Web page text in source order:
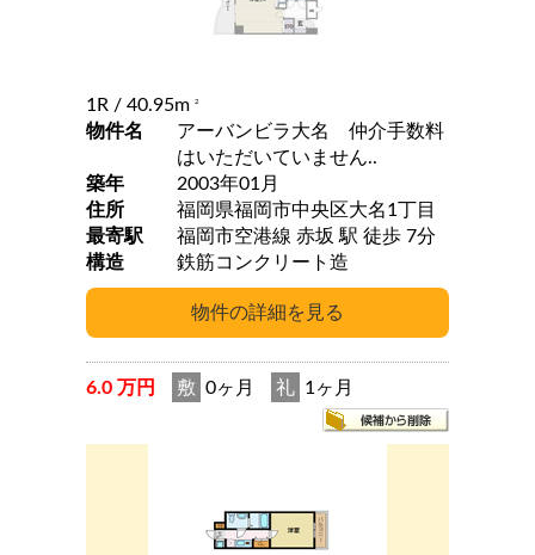
1R / 40.95m 2
物件名
アーバンビラ大名 仲介手数料
はいただいていません..
築年
2003年01月
住所
福岡県福岡市中央区大名1丁目
最寄駅
福岡市空港線 赤坂 駅 徒歩 7分
構造
鉄筋コンクリート造
6.0 万円 敷 0ヶ月 礼 1ヶ月